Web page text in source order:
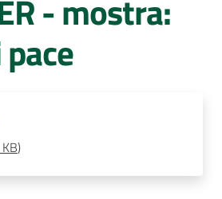
- mostra:
)